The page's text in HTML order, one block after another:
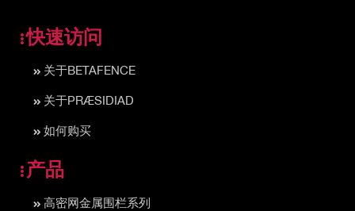
快速访问
关于BETAFENCE
关于PRÆSIDIAD
如何购买
产品
高密网金属围栏系列